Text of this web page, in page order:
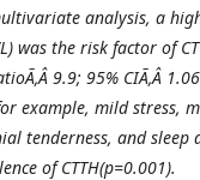
analysis, a
was the risk factor of
Ã‚Â 9.9; 95% CIÃ‚Â
example, mild stress,
tenderness, and sleep
of CTTH(p=0.001).